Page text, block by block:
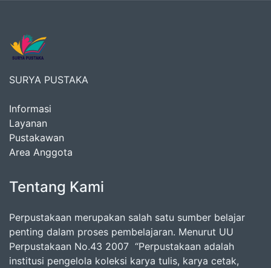
SURYA PUSTAKA
Informasi
Layanan
Pustakawan
Area Anggota
Tentang Kami
Perpustakaan merupakan salah satu sumber belajar
penting dalam proses pembelajaran. Menurut UU
Perpustakaan No.43 2007 “Perpustakaan adalah
institusi pengelola koleksi karya tulis, karya cetak,